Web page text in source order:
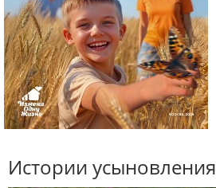
Истории усыновления